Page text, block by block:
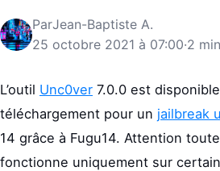
ParJean-Baptiste A.
25 octobre 2021 à 07:00·2
L’outil Unc0ver 7.0.0 est
téléchargement pour un jailbreak
14 grâce à Fugu14. Attention
fonctionne uniquement sur